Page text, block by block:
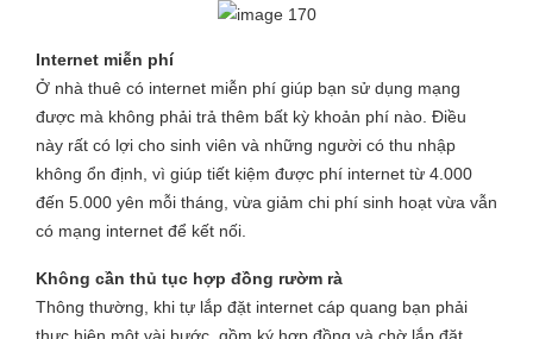
Internet miễn phí
Ở nhà thuê có internet miễn phí giúp bạn sử dụng mạng
được mà không phải trả thêm bất kỳ khoản phí nào. Điều
này rất có lợi cho sinh viên và những người có thu nhập
không ổn định, vì giúp tiết kiệm được phí internet từ 4.000
đến 5.000 yên mỗi tháng, vừa giảm chi phí sinh hoạt vừa vẫn
có mạng internet để kết nối.
Không cần thủ tục hợp đồng rườm rà
Thông thường, khi tự lắp đặt internet cáp quang bạn phải